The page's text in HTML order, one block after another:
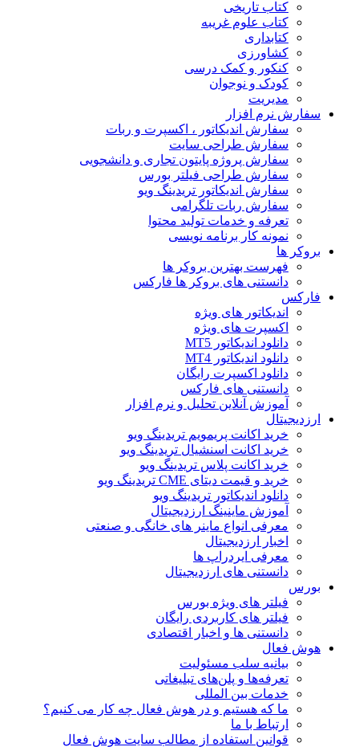
کتاب تاریخی
کتاب علوم غریبه
کتابداری
کشاورزی
کنکور و کمک‌ درسی
کودک و نوجوان
مدیریت
سفارش نرم افزار
سفارش اندیکاتور ، اکسپرت و ربات
سفارش طراحی سایت
سفارش پروژه پایتون تجاری و دانشجویی
سفارش طراحی فیلتر بورس
سفارش اندیکاتور تریدینگ ویو
سفارش ربات تلگرامی
تعرفه و خدمات تولید محتوا
نمونه کار برنامه نویسی
بروکر ها
فهرست بهترین بروکر ها
دانستنی های بروکر ها فارکس
فارکس
اندیکاتور های ویژه
اکسپرت های ویژه
دانلود اندیکاتور MT5
دانلود اندیکاتور MT4
دانلود اکسپرت رایگان
دانستنی های فارکس
آموزش آنلاین تحلیل و نرم افزار
ارزدیجیتال
خرید اکانت پریمویم تریدینگ ویو
خرید اکانت اسنشیال تریدینگ ویو
خرید اکانت پلاس تریدینگ ویو
خرید و قیمت دیتای CME تریدینگ ویو
دانلود اندیکاتور تریدینگ ویو
آموزش ماینینگ ارزدیجیتال
معرفی انواع ماینر های خانگی و صنعتی
اخبار ارزدیجیتال
معرفی ایردراپ ها
دانستنی های ارزدیجیتال
بورس
فیلتر های ویژه بورس
فیلتر های کاربردی رایگان
دانستنی ها و اخبار اقتصادی
هوش فعال
بیانیه سلب مسئولیت
تعرفه‌ها و پلن‌های تبلیغاتی
خدمات بین المللی
ما که هستیم و در هوش فعال چه کار می کنیم؟
ارتباط با ما
قوانین استفاده از مطالب سایت هوش فعال